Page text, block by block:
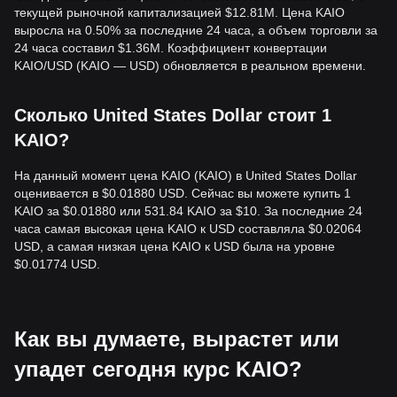
сформироваться новый восходящий тренд.
• Следующая целевая цена в этом сценарии может
составить$0.00110.
Долгосрочные инвесторы
• Пока рынок остается выше уровня $0.00065,
здоровой, поддерживаемой фундаментальной ролью
протокола в секторе RWA.
Итоги по трендам
С краткосрочной точки зрения, KAIO демонстрирует
структуруволатильной консолидацииза последние 7
дней, что типично для недавно листинговых токенов.
Рыночный сентимент в целом осторожно
оптимистичен, с фокусом на предстоящий запуск
розничных продуктов, таких как KASH. С точки зрения
целевой отметкой может стать$0.00115 .
Если цена KAIO упадет ниже$0.00068 , следующей
целью может быть уровень
$0.00055
текущей рыночной капитализацией $12.81M. Цена KAIO
выросла на 0.50% за последние 24 часа, а объем торговли за
24 часа составил $1.36M. Коэффициент конвертации
KAIO/USD (KAIO — USD) обновляется в реальном времени.
Сколько United States Dollar стоит 1
KAIO?
На данный момент цена KAIO (KAIO) в United States Dollar
оценивается в $0.01880 USD. Сейчас вы можете купить 1
KAIO за $0.01880 или 531.84 KAIO за $10. За последние 24
часа самая высокая цена KAIO к USD составляла $0.02064
USD, а самая низкая цена KAIO к USD была на уровне
$0.01774 USD.
Как вы думаете, вырастет или
упадет сегодня курс KAIO?